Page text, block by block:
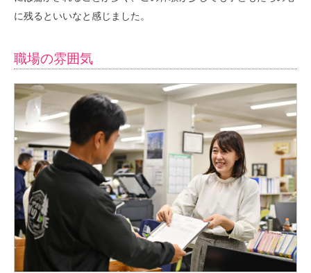
に残るといいなと感じました。
職場の雰囲気